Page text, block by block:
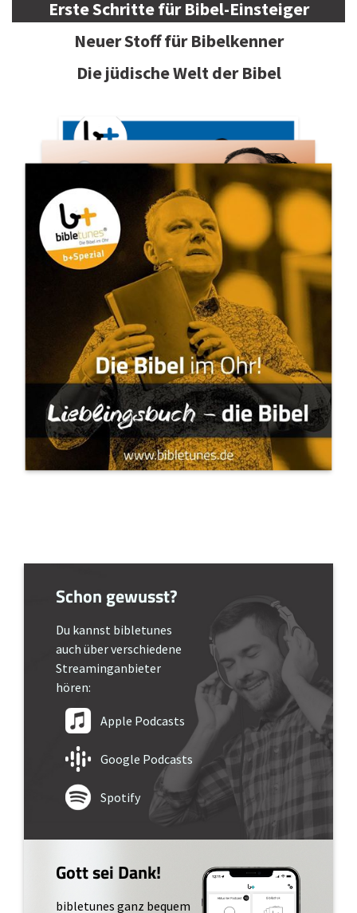
Erste Schritte für Bibel-Einsteiger
Neuer Stoff für Bibelkenner
Die jüdische Welt der Bibel
Schon gewusst?
Du kannst bibletunes
auch über verschiedene
Streaminganbieter
hören:
Apple Podcasts
Google Podcasts
Spotify
Gott sei Dank!
bibletunes ganz bequem